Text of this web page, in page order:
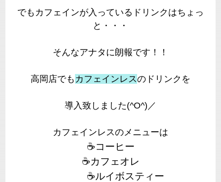
でもカフェインが入っているドリンクはちょっ
と・・・
そんなアナタに朗報です！！
高岡店でも カフェインレスのドリンクを
導入致しました(^O^)／
カフェインレスのメニューは
☕コーヒー
☕カフェオレ
☕ルイボスティー